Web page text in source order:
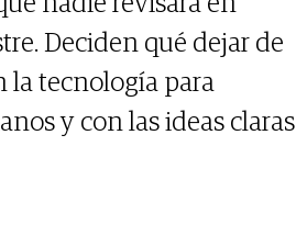
Deciden qué dejar de
la tecnología para
y con las ideas claras